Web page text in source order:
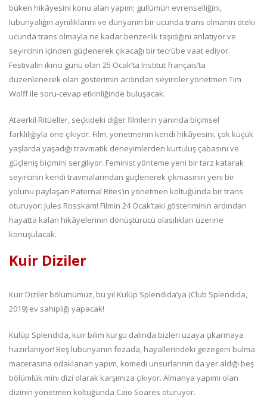
büken hikâyesini konu alan yapım; gullümün evrenselliğini,
lubunyalığın aynılıklarını ve dünyanın bir ucunda trans olmanın öteki
ucunda trans olmayla ne kadar benzerlik taşıdığını anlatıyor ve
seyircinin içinden güçlenerek çıkacağı bir tecrübe vaat ediyor.
Festivalin ikinci günü olan 25 Ocak’ta Institut français’ta
düzenlenecek olan gösterimin ardından seyirciler yönetmen Tim
Wolff ile soru-cevap etkinliğinde buluşacak.
Ataerkil Ritüeller, seçkideki diğer filmlerin yanında biçimsel
farklılığıyla öne çıkıyor. Film, yönetmenin kendi hikâyesini, çok küçük
yaşlarda yaşadığı travmatik deneyimlerden kurtuluş çabasını ve
güçleniş biçimini sergiliyor. Feminist yönteme yeni bir tarz katarak
seyircinin kendi travmalarından güçlenerek çıkmasının yeni bir
yolunu paylaşan Paternal Rites’ın yönetmen koltuğunda bir trans
oturuyor: Jules Rosskam! Filmin 24 Ocak’taki gösteriminin ardından
hayatta kalan hikâyelerinin dönüştürücü olasılıkları üzerine
konuşulacak.
Kuir Diziler
Kuir Diziler bölümümüz, bu yıl Kulüp Splendida’ya (Club Splendida,
2019) ev sahipliği yapacak!
Kulüp Splendida, kuir bilim kurgu dalında bizleri uzaya çıkarmaya
hazırlanıyor! Beş lubunyanın fezada, hayallerindeki gezegeni bulma
macerasına odaklanan yapım, komedi unsurlarının da yer aldığı beş
bölümlük mini dizi olarak karşımıza çıkıyor. Almanya yapımı olan
dizinin yönetmen koltuğunda Caio Soares oturuyor.